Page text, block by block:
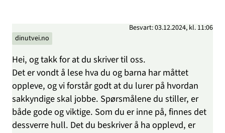
Besvart: 03.12.2024, kl. 11:06
dinutvei.no
Hei, og takk for at du skriver til oss.
Det er vondt å lese hva du og barna har måttet
oppleve, og vi forstår godt at du lurer på hvordan
sakkyndige skal jobbe. Spørsmålene du stiller, er
både gode og viktige. Som du er inne på, finnes det
dessverre hull. Det du beskriver å ha opplevd, er